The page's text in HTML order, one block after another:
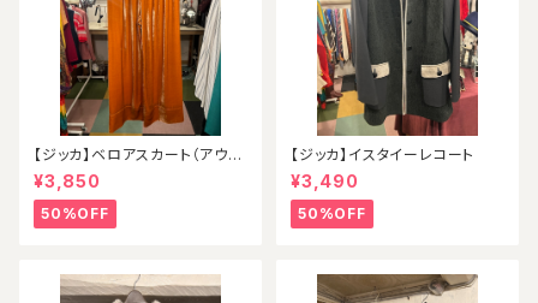
【ジッカ】ベロアスカート（アウト
レット）
¥3,850
50%OFF
【ジッカ】イスタイーレコート
¥3,490
50%OFF